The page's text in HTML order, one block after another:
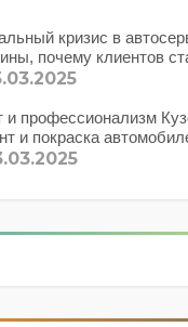
кризис в
почему клиентов
делать?
профессионализм
и покраска